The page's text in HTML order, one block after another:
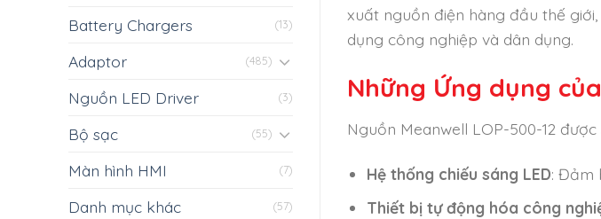
Battery Chargers (13)
Adaptor (485)
Nguồn LED Driver (3)
Bộ sạc (55)
Màn hình HMI (7)
Danh mục khác (57)
xuất nguồn điện hàng đầu thế
dụng công nghiệp và dân dụng.
Những Ứng dụng
Nguồn Meanwell LOP-500-12
Hệ thống chiếu sáng LED: Đảm
Thiết bị tự động hóa công